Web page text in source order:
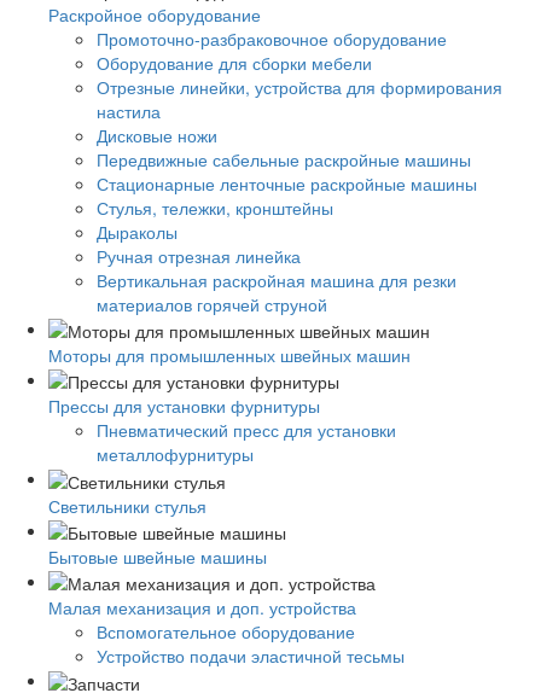
Раскройное оборудование
Промоточно-разбраковочное оборудование
Оборудование для сборки мебели
Отрезные линейки, устройства для формирования
настила
Дисковые ножи
Передвижные сабельные раскройные машины
Стационарные ленточные раскройные машины
Стулья, тележки, кронштейны
Дыраколы
Ручная отрезная линейка
Вертикальная раскройная машина для резки
материалов горячей струной
Моторы для промышленных швейных машин
Прессы для установки фурнитуры
Пневматический пресс для установки
металлофурнитуры
Светильники стулья
Бытовые швейные машины
Малая механизация и доп. устройства
Вспомогательное оборудование
Устройство подачи эластичной тесьмы